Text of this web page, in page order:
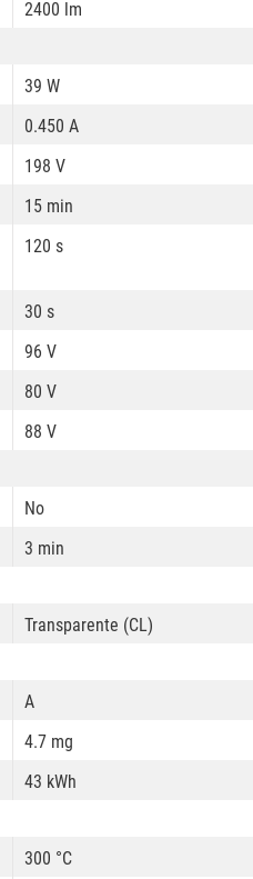
2400 lm
39 W
0.450 A
198 V
15 min
120 s
30 s
96 V
80 V
88 V
No
3 min
Transparente (CL)
A
4.7 mg
43 kWh
300 °C